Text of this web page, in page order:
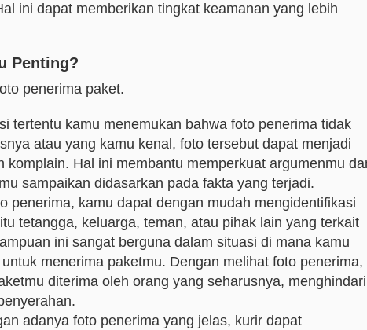
ini dapat memberikan tingkat keamanan yang lebih
Penting?
penerima paket.
tertentu kamu menemukan bahwa foto penerima tidak
atau yang kamu kenal, foto tersebut dapat menjadi
komplain. Hal ini membantu memperkuat argumenmu
sampaikan didasarkan pada fakta yang terjadi.
penerima, kamu dapat dengan mudah mengidentifikasi
tetangga, keluarga, teman, atau pihak lain yang terkait
ini sangat berguna dalam situasi di mana kamu
menerima paketmu. Dengan melihat foto penerima,
diterima oleh orang yang seharusnya, menghindari
adanya foto penerima yang jelas, kurir dapat